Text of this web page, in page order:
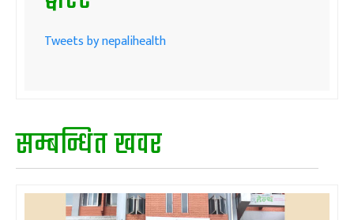
Tweets by nepalihealth
सम्बन्धित खवर